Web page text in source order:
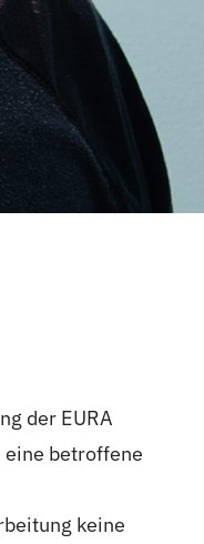
der EURA
eine betroffene
keine